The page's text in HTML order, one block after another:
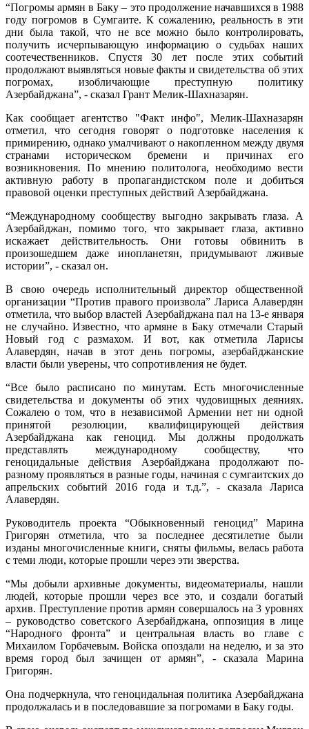
“Погромы армян в Баку – это продолжение начавшихся в 1988
году погромов в Сумгаите. К сожалению, реальность в эти
дни была такой, что не все можно было контролировать,
получить исчерпывающую информацию о судьбах наших
соотечественников. Спустя 30 лет после этих событий
продолжают выявляться новые факты и свидетельства об этих
погромах, изобличающие преступную политику
Азербайджана”, - сказал Грант Мелик-Шахназарян.
Как сообщает агентство "Факт инфо", Мелик-Шахназарян
отметил, что сегодня говорят о подготовке населения к
примирению, однако умалчивают о накопленном между двумя
странами историческом бремени и причинах его
возникновения. По мнению политолога, необходимо вести
активную работу в пропагандистском поле и добиться
правовой оценки преступных действий Азербайджана.
“Международному сообществу выгодно закрывать глаза. А
Азербайджан, помимо того, что закрывает глаза, активно
искажает действительность. Они готовы обвинить в
произошедшем даже инопланетян, придумывают лживые
истории”, - сказал он.
В свою очередь исполнительный директор общественной
организации “Против правого произвола” Лариса Алавердян
отметила, что выбор властей Азербайджана пал на 13-е января
не случайно. Известно, что армяне в Баку отмечали Старый
Новый год с размахом. И вот, как отметила Ларисы
Алавердян, начав в этот день погромы, азербайджанские
власти были уверены, что сопротивления не будет.
“Все было расписано по минутам. Есть многочисленные
свидетельства и документы об этих чудовищных деяниях.
Сожалею о том, что в независимой Армении нет ни одной
принятой резолюции, квалифицирующей действия
Азербайджана как геноцид. Мы должны продолжать
представлять международному сообществу, что
геноцидальные действия Азербайджана продолжают по-
разному проявляться в разные годы, начиная с сумгаитских до
апрельских событий 2016 года и т.д.”, - сказала Лариса
Алавердян.
Руководитель проекта “Обыкновенный геноцид” Марина
Григорян отметила, что за последнее десятилетие были
изданы многочисленные книги, сняты фильмы, велась работа
с теми люди, которые прошли через эти зверства.
“Мы добыли архивные документы, видеоматериалы, нашли
людей, которые прошли через все это, и создали богатый
архив. Преступление против армян совершалось на 3 уровнях
– руководство советского Азербайджана, оппозиция в лице
“Народного фронта” и центральная власть во главе с
Михаилом Горбачевым. Войска опоздали на неделю, и за это
время город был зачищен от армян”, - сказала Марина
Григорян.
Она подчеркнула, что геноцидальная политика Азербайджана
продолжалась и в последовавшие за погромами в Баку годы.